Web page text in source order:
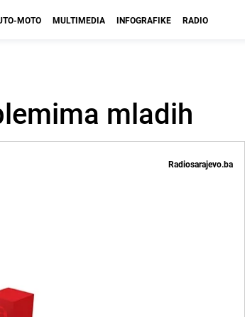
MOTO MULTIMEDIA INFOGRAFIKE RADIO
mladih
Radiosarajevo.ba